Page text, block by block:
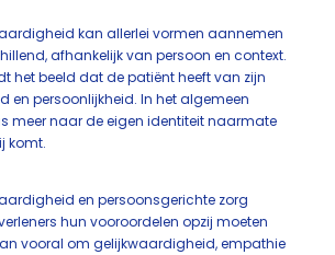
kan allerlei vormen aannemen
afhankelijk van persoon en context.
het beeld dat de patiënt heeft van zijn
en persoonlijkheid. In het algemeen
meer naar de eigen identiteit naarmate
komt.
en persoonsgerichte zorg
hun vooroordelen opzij moeten
vooral om gelijkwaardigheid, empathie